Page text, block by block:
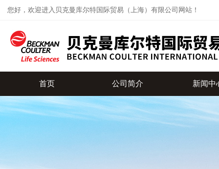
您好，欢迎进入贝克曼库尔特国际贸易（上海）有限公司网站！
首页 公司简介 新闻中